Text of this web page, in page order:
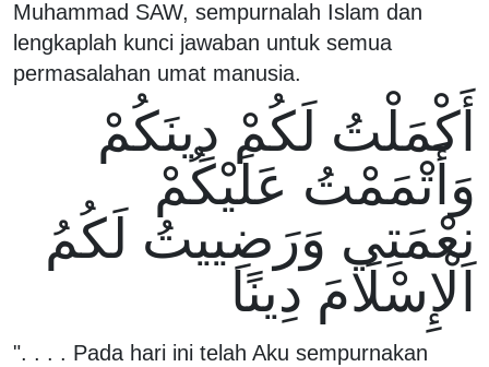
Muhammad SAW, sempurnalah Islam dan
lengkaplah kunci jawaban untuk semua
permasalahan umat manusia.
أَكْمَلْتُ لَكُمْ دِينَكُمْ
وَأَتْمَمْتُ عَلَيْكُمْ
نِعْمَتِي وَرَضِييتُ لَكُمُ
الْإِسْلَامَ دِينًا
". . . . Pada hari ini telah Aku sempurnakan